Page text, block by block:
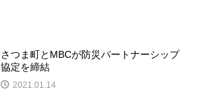
さつま町とMBCが防災パートナーシップ
協定を締結
2021.01.14